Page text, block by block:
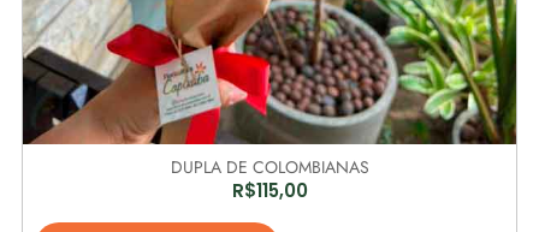
DUPLA DE COLOMBIANAS
R$115,00